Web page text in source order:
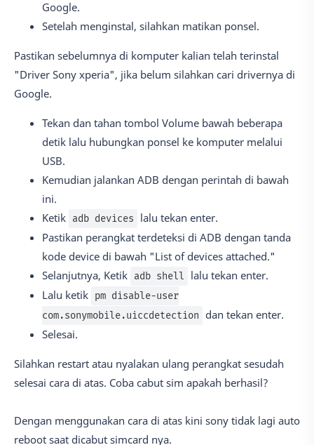
Google.
Setelah menginstal, silahkan matikan ponsel.
Pastikan sebelumnya di komputer kalian telah terinstal
"Driver Sony xperia", jika belum silahkan cari drivernya di
Google.
Tekan dan tahan tombol Volume bawah beberapa
detik lalu hubungkan ponsel ke komputer melalui
USB.
Kemudian jalankan ADB dengan perintah di bawah
ini.
Ketik adb devices
lalu tekan enter.
Pastikan perangkat terdeteksi di ADB dengan tanda
kode device di bawah "List of devices attached."
Selanjutnya, Ketik adb shell
lalu tekan enter.
Lalu ketik pm disable-user
com.sonymobile.uiccdetection
dan tekan enter.
Selesai.
Silahkan restart atau nyalakan ulang perangkat sesudah
selesai cara di atas. Coba cabut sim apakah berhasil?
Dengan menggunakan cara di atas kini sony tidak lagi auto
reboot saat dicabut simcard nya.